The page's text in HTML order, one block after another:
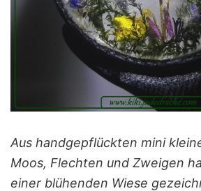
Aus handgepflückten mini
Moos, Flechten und Zweigen
einer blühenden Wiese